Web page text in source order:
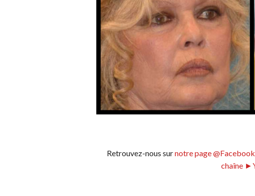
Retrouvez-nous surnotre page @Facebook
chaîne